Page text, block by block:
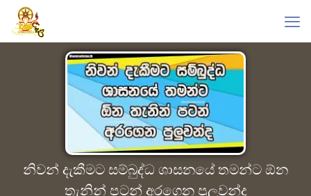
නිවන් දැකීමට සම්බුද්ධ ශාසනයේ තමන්ට ඕන
තැනින් පටන් අරගෙන පුලුවන්ද